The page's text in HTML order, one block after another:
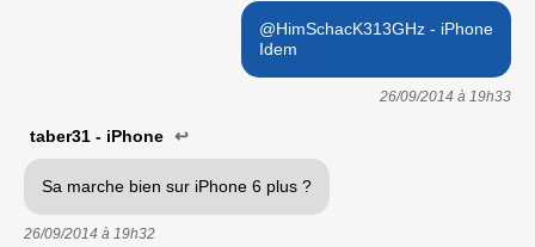
@HimSchacK313GHz - iPhone
Idem
26/09/2014 à 19h33
taber31 - iPhone ↩
Sa marche bien sur iPhone 6 plus ?
26/09/2014 à 19h32